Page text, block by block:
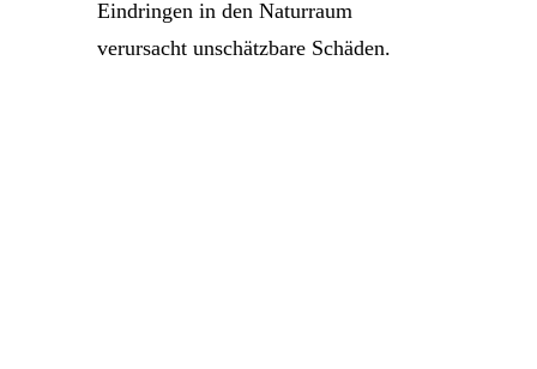
Eindringen in den Naturraum
verursacht unschätzbare Schäden.